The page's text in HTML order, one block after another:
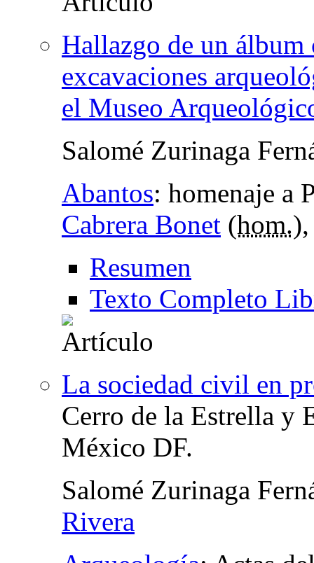
Hallazgo de un
excavaciones
el Museo
Salomé Zurinaga
Abantos: homenaje a
Cabrera Bonet (hom.
Resumen
Texto Completo
La sociedad civil en
Cerro de la Estrella y
México DF.
Salomé Zurinaga
Rivera